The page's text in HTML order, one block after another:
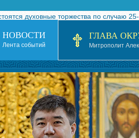
духовные торжества по случаю
по волейболу, посвященного 25-летию
Русской Православной Церкви в
на 2026-2027 учебный год
НОВОСТИ
Лента событий
ГЛАВА
Митрополит